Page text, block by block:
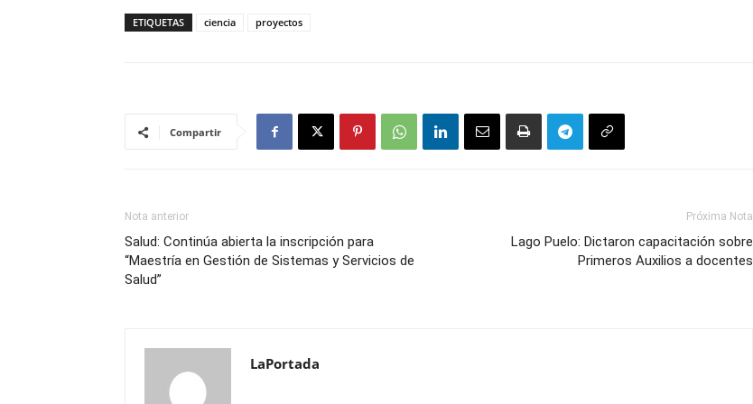
ETIQUETAS ciencia proyectos
Compartir
Nota anterior
Salud: Continúa abierta la inscripción para
“Maestría en Gestión de Sistemas y Servicios de
Salud”
Próxima Nota
Lago Puelo: Dictaron capacitación sobre
Primeros Auxilios a docentes
LaPortada